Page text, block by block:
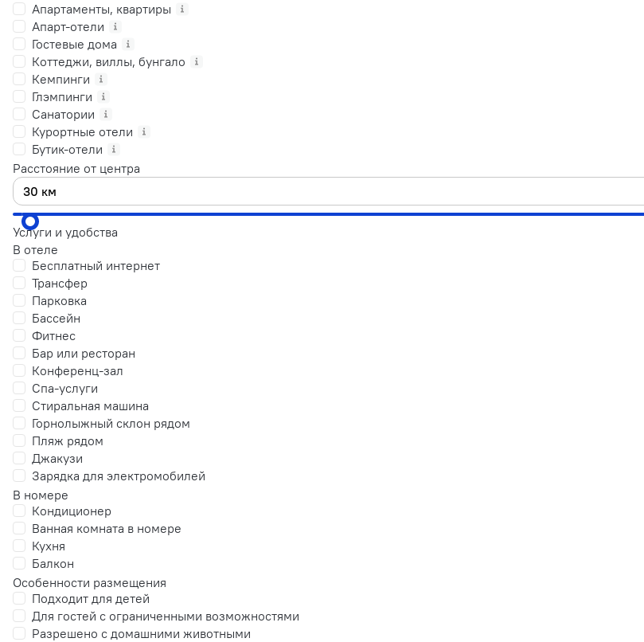
Апартаменты, квартиры
Апарт-отели
Гостевые дома
Коттеджи, виллы, бунгало
Кемпинги
Глэмпинги
Санатории
Курортные отели
Бутик-отели
Расстояние от центра
Услуги и удобства
В отеле
Бесплатный интернет
Трансфер
Парковка
Бассейн
Фитнес
Бар или ресторан
Конференц-зал
Спа-услуги
Стиральная машина
Горнолыжный склон рядом
Пляж рядом
Джакузи
Зарядка для электромобилей
В номере
Кондиционер
Ванная комната в номере
Кухня
Балкон
Особенности размещения
Подходит для детей
Для гостей с ограниченными возможностями
Разрешено с домашними животными